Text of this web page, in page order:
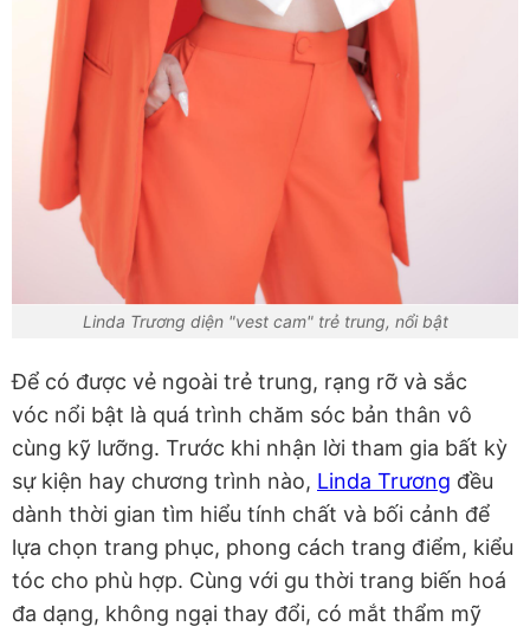
Linda Trương diện "vest cam" trẻ trung, nổi bật
Để có được vẻ ngoài trẻ trung, rạng rỡ và sắc
vóc nổi bật là quá trình chăm sóc bản thân vô
cùng kỹ lưỡng. Trước khi nhận lời tham gia bất kỳ
sự kiện hay chương trình nào, Linda Trương đều
dành thời gian tìm hiểu tính chất và bối cảnh để
lựa chọn trang phục, phong cách trang điểm, kiểu
tóc cho phù hợp. Cùng với gu thời trang biến hoá
đa dạng, không ngại thay đổi, có mắt thẩm mỹ